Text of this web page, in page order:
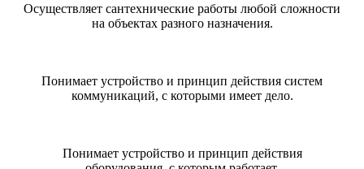
Осуществляет сантехнические работы любой сложности
на объектах разного назначения.
Понимает устройство и принцип действия систем
коммуникаций, с которыми имеет дело.
Понимает устройство и принцип действия